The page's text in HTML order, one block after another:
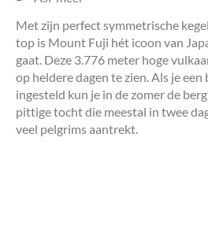
Met zijn perfect symmetrische
top is Mount Fuji hét icoon van
gaat. Deze 3.776 meter hoge
op heldere dagen te zien. Als je
ingesteld kun je in de zomer de
pittige tocht die meestal in twee
veel pelgrims aantrekt.